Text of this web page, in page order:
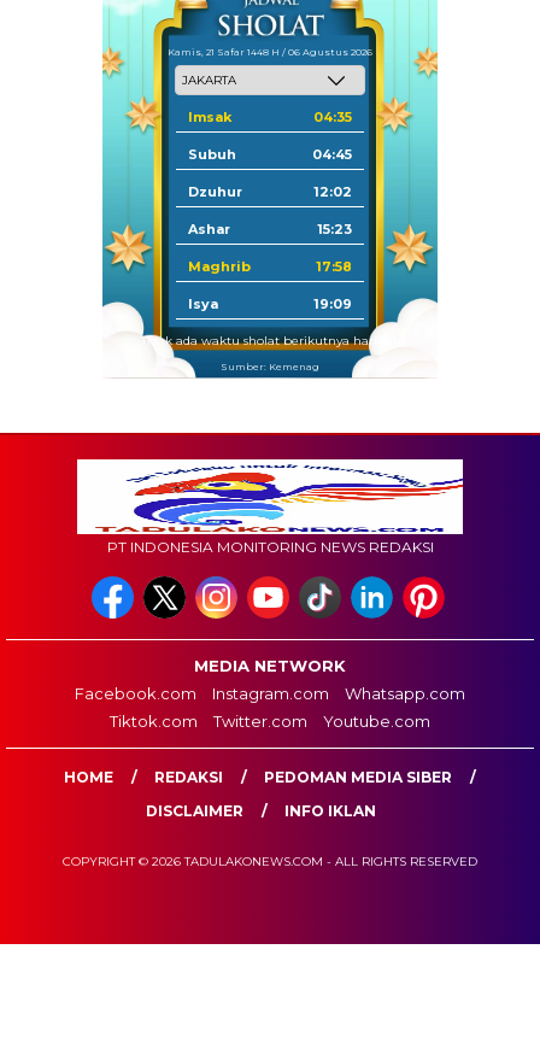
Kamis, 21 Safar 1448 H / 06 Agustus 2026
Imsak 04:35
Subuh 04:45
Dzuhur 12:02
Ashar 15:23
Maghrib 17:58
Isya 19:09
Tidak ada waktu sholat berikutnya hari ini.
Sumber: Kemenag
PT INDONESIA MONITORING NEWS REDAKSI
MEDIA NETWORK
Facebook.com
Instagram.com
Whatsapp.com
Tiktok.com
Twitter.com Youtube.com
HOME REDAKSI
PEDOMAN MEDIA SIBER
DISCLAIMER
INFO IKLAN
COPYRIGHT © 2026 TADULAKONEWS.COM - ALL RIGHTS RESERVED